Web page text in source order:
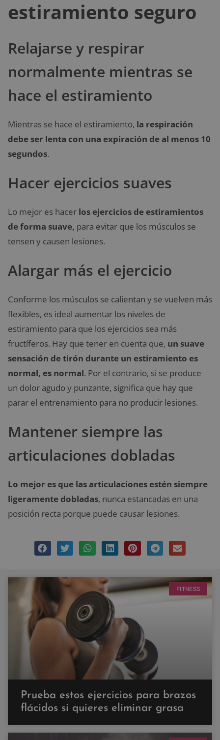
estiramiento seguro
Relajarse y respirar
normalmente mientras se
hace el estiramiento
Mientras se hace el estiramiento, la respiración
debe ser lenta con una expiración de al menos 10
segundos.
Hacer ejercicios suaves
Lo mejor es hacer los ejercicios de estiramientos
de forma suave, para evitar que los músculos se
tensen y causen lesiones.
Alargar más el ejercicio
Conforme los músculos se calientan y se vuelven más
flexibles, es ideal aumentar los niveles de
estiramiento para que los ejercicios sea más
fructíferos. Hay que tener en cuenta que, un suave
sensación de tirón durante un estiramiento es
normal, es normal. Por el contrario, si se produce
un dolor agudo y punzante, significa que hay que
parar el entrenamiento para no producir lesiones.
Mantener siempre las
articulaciones dobladas
Lo mejor es que las articulaciones estén siempre
ligeramente dobladas, nunca estancadas en una
posición recta porque puede causar lesiones.
FITNESS
Prueba estos ejercicios para brazos
flácidos si quieres eliminar grasa